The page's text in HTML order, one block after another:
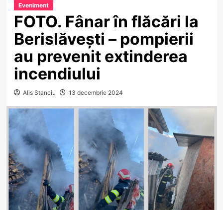
Eveniment
FOTO. Fânar în flăcări la
Berislăvești – pompierii
au prevenit extinderea
incendiului
Alis Stanciu 13 decembrie 2024